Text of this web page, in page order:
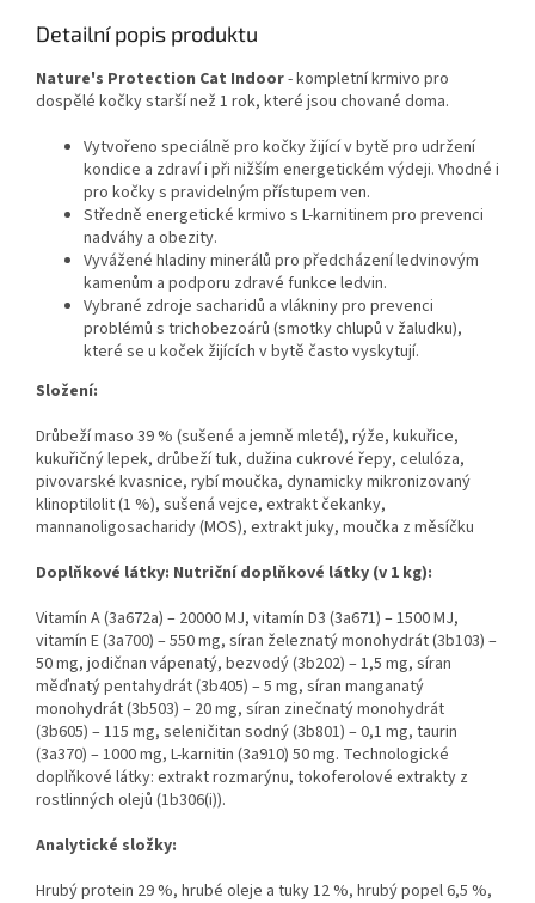
Detailní popis produktu
Nature's Protection Cat Indoor- kompletní krmivo pro
dospělé kočky starší než 1 rok, které jsou chované doma.
Vytvořeno speciálně pro kočky žijící v bytě pro udržení
kondice a zdraví i při nižším energetickém výdeji. Vhodné i
pro kočky s pravidelným přístupem ven.
Středně energetické krmivo s L-karnitinem pro prevenci
nadváhy a obezity.
Vyvážené hladiny minerálů pro předcházení ledvinovým
kamenům a podporu zdravé funkce ledvin.
Vybrané zdroje sacharidů a vlákniny pro prevenci
problémů s trichobezoárů (smotky chlupů v žaludku),
které se u koček žijících v bytě často vyskytují.
Složení:
Drůbeží maso 39 % (sušené a jemně mleté), rýže, kukuřice,
kukuřičný lepek, drůbeží tuk, dužina cukrové řepy, celulóza,
pivovarské kvasnice, rybí moučka, dynamicky mikronizovaný
klinoptilolit (1 %), sušená vejce, extrakt čekanky,
mannanoligosacharidy (MOS), extrakt juky, moučka z měsíčku
Doplňkové látky: Nutriční doplňkové látky (v 1 kg):
Vitamín A (3a672a) – 20000 MJ, vitamín D3 (3a671) – 1500 MJ,
vitamín E (3a700) – 550 mg, síran železnatý monohydrát (3b103) –
50 mg, jodičnan vápenatý, bezvodý (3b202) – 1,5 mg, síran
měďnatý pentahydrát (3b405) – 5 mg, síran manganatý
monohydrát (3b503) – 20 mg, síran zinečnatý monohydrát
(3b605) – 115 mg, seleničitan sodný (3b801) – 0,1 mg, taurin
(3a370) – 1000 mg, L-karnitin (3a910) 50 mg. Technologické
doplňkové látky: extrakt rozmarýnu, tokoferolové extrakty z
rostlinných olejů (1b306(i)).
Analytické složky:
Hrubý protein 29 %, hrubé oleje a tuky 12 %, hrubý popel 6,5 %,